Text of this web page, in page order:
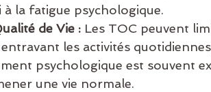
la fatigue psychologique.
de Vie : Les TOC peuvent
entravant les activités
psychologique est souvent
une vie normale.